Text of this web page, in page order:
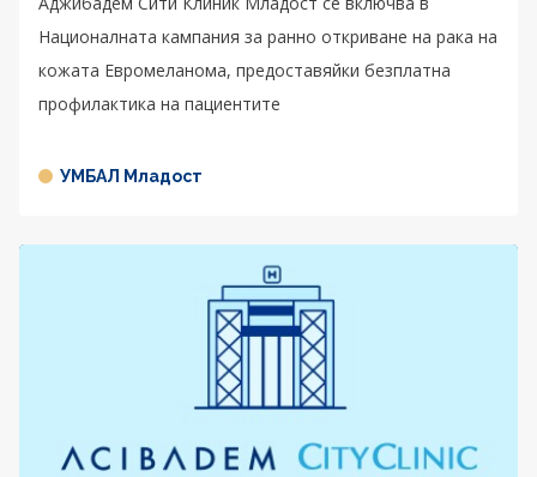
Националната кампания за ранно откриване на рака на
кожата Евромеланома, предоставяйки безплатна
профилактика на пациентите
УМБАЛ Младост